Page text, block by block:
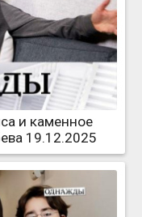
и каменное
19.12.2025